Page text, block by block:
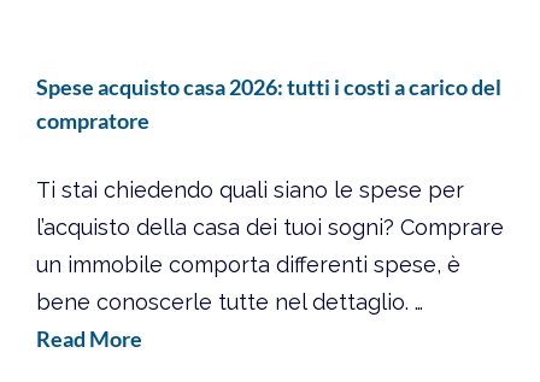
Spese acquisto casa 2026: tutti i costi a carico del
compratore
Ti stai chiedendo quali siano le spese per
l’acquisto della casa dei tuoi sogni? Comprare
un immobile comporta differenti spese, è
bene conoscerle tutte nel dettaglio. …
Read More